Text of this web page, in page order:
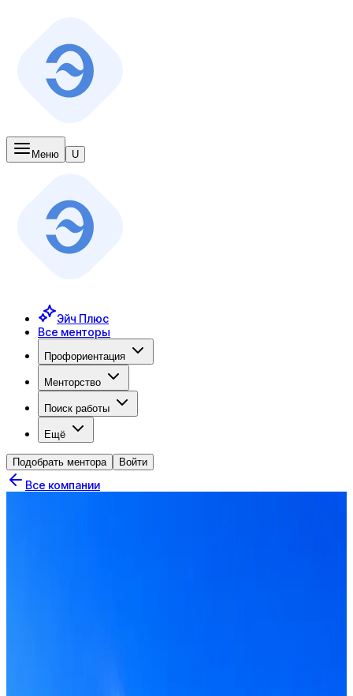
Меню U
Эйч Плюс
Все менторы
Профориентация
Менторство
Поиск работы
Ещё
Подобрать ментора Войти
Все компании